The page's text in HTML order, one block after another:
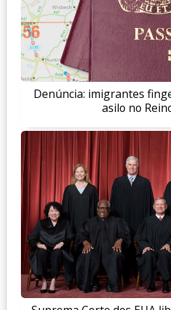
Denúncia: imigrantes
asilo no